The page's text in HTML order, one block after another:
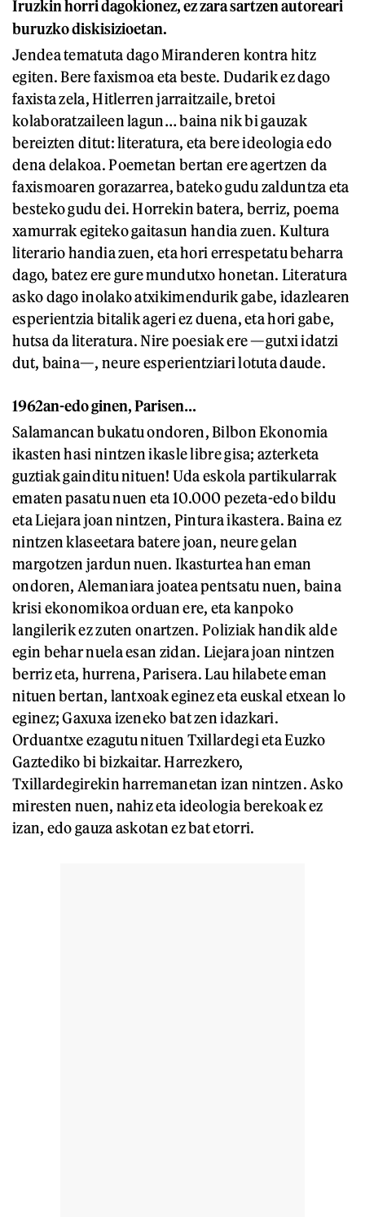
Iruzkin horri dagokionez, ez zara sartzen autoreari
buruzko diskisizioetan.
Jendea tematuta dago Miranderen kontra hitz
egiten. Bere faxismoa eta beste. Dudarik ez dago
faxista zela, Hitlerren jarraitzaile, bretoi
kolaboratzaileen lagun… baina nik bi gauzak
bereizten ditut: literatura, eta bere ideologia edo
dena delakoa. Poemetan bertan ere agertzen da
faxismoaren gorazarrea, bateko gudu zalduntza eta
besteko gudu dei. Horrekin batera, berriz, poema
xamurrak egiteko gaitasun handia zuen. Kultura
literario handia zuen, eta hori errespetatu beharra
dago, batez ere gure mundutxo honetan. Literatura
asko dago inolako atxikimendurik gabe, idazlearen
esperientzia bitalik ageri ez duena, eta hori gabe,
hutsa da literatura. Nire poesiak ere —gutxi idatzi
dut, baina—, neure esperientziari lotuta daude.
1962an-edo ginen, Parisen…
Salamancan bukatu ondoren, Bilbon Ekonomia
ikasten hasi nintzen ikasle libre gisa; azterketa
guztiak gainditu nituen! Uda eskola partikularrak
ematen pasatu nuen eta 10.000 pezeta-edo bildu
eta Liejara joan nintzen, Pintura ikastera. Baina ez
nintzen klaseetara batere joan, neure gelan
margotzen jardun nuen. Ikasturtea han eman
ondoren, Alemaniara joatea pentsatu nuen, baina
krisi ekonomikoa orduan ere, eta kanpoko
langilerik ez zuten onartzen. Poliziak handik alde
egin behar nuela esan zidan. Liejara joan nintzen
berriz eta, hurrena, Parisera. Lau hilabete eman
nituen bertan, lantxoak eginez eta euskal etxean lo
eginez; Gaxuxa izeneko bat zen idazkari.
Orduantxe ezagutu nituen Txillardegi eta Euzko
Gaztediko bi bizkaitar. Harrezkero,
Txillardegirekin harremanetan izan nintzen. Asko
miresten nuen, nahiz eta ideologia berekoak ez
izan, edo gauza askotan ez bat etorri.